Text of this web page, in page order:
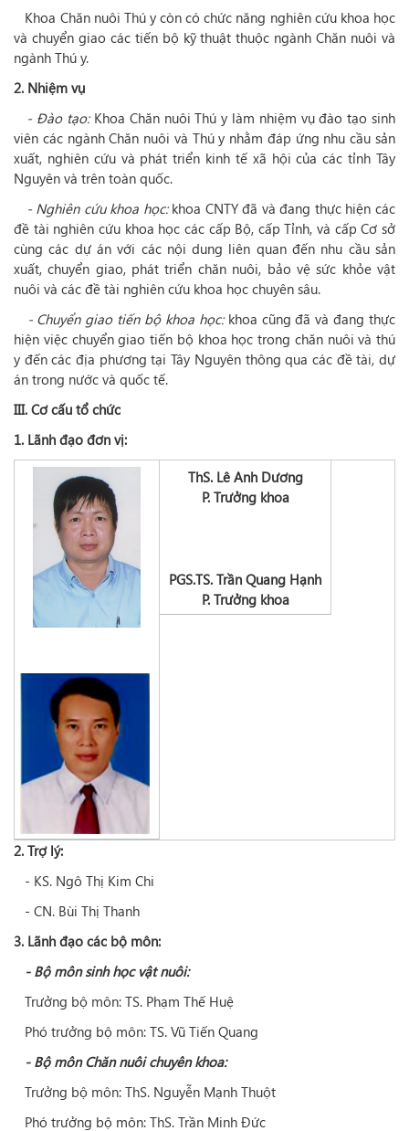
Khoa Chăn nuôi Thú y còn có chức năng nghiên cứu khoa học
và chuyển giao các tiến bộ kỹ thuật thuộc ngành Chăn nuôi và
ngành Thú y.
2. Nhiệm vụ
- Đào tạo:Khoa Chăn nuôi Thú y làm nhiệm vụ đào tạo sinh
viên các ngành Chăn nuôi và Thú y nhằm đáp ứng nhu cầu sản
xuất, nghiên cứu và phát triển kinh tế xã hội của các tỉnh Tây
Nguyên và trên toàn quốc.
- Nghiên cứu khoa học:khoa CNTY đã và đang thực hiện các
đề tài nghiên cứu khoa học các cấp Bộ, cấp Tỉnh, và cấp Cơ sở
cùng các dự án với các nội dung liên quan đến nhu cầu sản
xuất, chuyển giao, phát triển chăn nuôi, bảo vệ sức khỏe vật
nuôi và các đề tài nghiên cứu khoa học chuyên sâu.
- Chuyển giao tiến bộ khoa học:khoa cũng đã và đang thực
hiện việc chuyển giao tiến bộ khoa học trong chăn nuôi và thú
y đến các địa phương tại Tây Nguyên thông qua các đề tài, dự
án trong nước và quốc tế.
III. Cơ cấu tổ chức
1. Lãnh đạo đơn vị:
ThS. Lê Anh Dương
P. Trưởng khoa
PGS.TS. Trần Quang Hạnh
P. Trưởng khoa
2. Trợ lý:
- KS. Ngô Thị Kim Chi
- CN. Bùi Thị Thanh
3. Lãnh đạo các bộ môn:
- Bộ môn sinh học vật nuôi:
Trưởng bộ môn: TS. Phạm Thế Huệ
Phó trưởng bộ môn: TS. Vũ Tiến Quang
- Bộ môn Chăn nuôi chuyên khoa:
Trưởng bộ môn: ThS. Nguyễn Mạnh Thuột
Phó trưởng bộ môn: ThS. Trần Minh Đức